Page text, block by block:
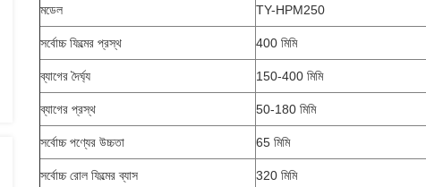
মডেল TY-HPM250
সর্বোচ্চ ফিল্মের প্রস্থ 400 মিমি
ব্যাগের দৈর্ঘ্য 150-400 মিমি
ব্যাগের প্রস্থ 50-180 মিমি
সর্বোচ্চ পণ্যের উচ্চতা 65 মিমি
সর্বোচ্চ রোল ফিল্মের ব্যাস 320 মিমি